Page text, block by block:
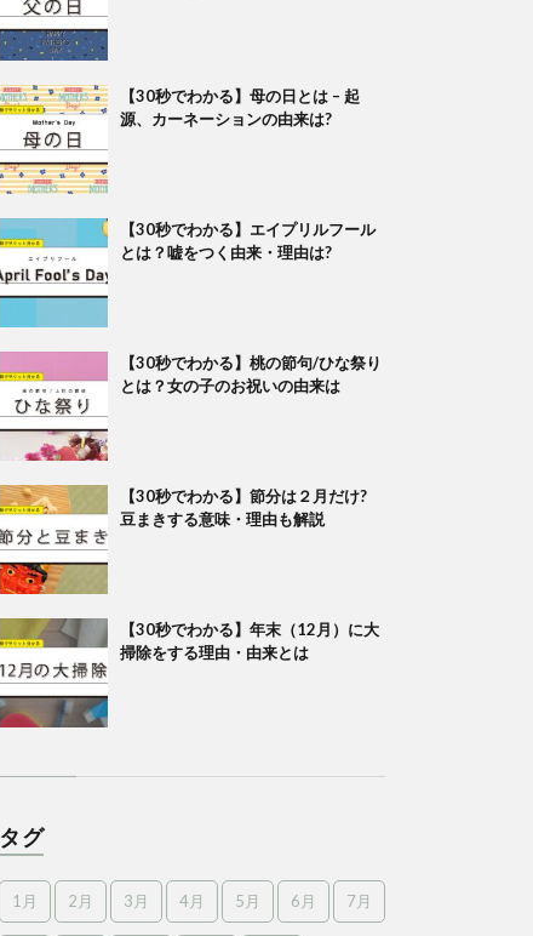
【30秒でわかる】母の日とは – 起
源、カーネーションの由来は?
【30秒でわかる】エイプリルフール
とは？嘘をつく由来・理由は?
【30秒でわかる】桃の節句/ひな祭り
とは？女の子のお祝いの由来は
【30秒でわかる】節分は２月だけ?
豆まきする意味・理由も解説
【30秒でわかる】年末（12月）に大
掃除をする理由・由来とは
タグ
1月 2月 3月 4月 5月 6月 7月